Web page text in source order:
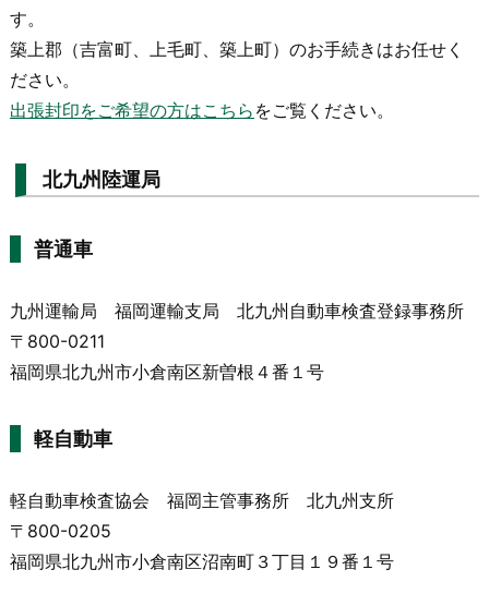
す。
築上郡（吉富町、上毛町、築上町）のお手続きはお任せく
ださい。
出張封印をご希望の方はこちら をご覧ください。
北九州陸運局
普通車
九州運輸局 福岡運輸支局 北九州自動車検査登録事務所
〒800-0211
福岡県北九州市小倉南区新曽根４番１号
軽自動車
軽自動車検査協会 福岡主管事務所 北九州支所
〒800-0205
福岡県北九州市小倉南区沼南町３丁目１９番１号